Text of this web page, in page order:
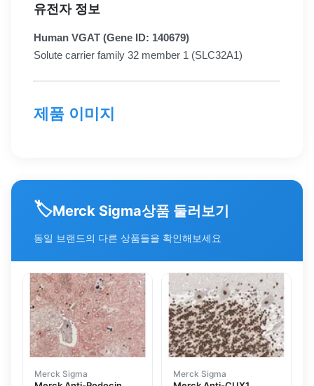
유전자 정보
Human VGAT (Gene ID: 140679)
Solute carrier family 32 member 1 (SLC32A1)
제품 이미지
🏷️Merck Sigma상품 둘러보기
동일 브랜드의 다른 상품들을 확인해보세요
Merck Sigma Merck Sigma